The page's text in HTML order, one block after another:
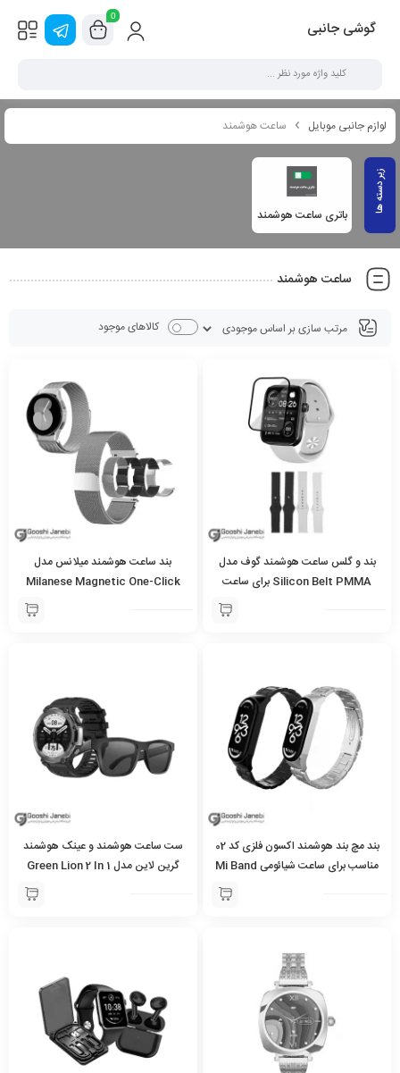
گوشی جانبی
0
لوازم جانبی موبایل ساعت هوشمند
باتری ساعت هوشمند
ساعت هوشمند
کالاهای موجود
بند و گلس ساعت هوشمند گوف مدل
Silicon Belt PMMA برای ساعت
بند ساعت هوشمند میلانس مدل
Milanese Magnetic One-Click
بند مچ بند هوشمند اکسون فلزی کد 02
مناسب برای ساعت شیائومی Mi Band
ست ساعت هوشمند و عینک هوشمند
گرین لاین مدل Green Lion 2 In 1